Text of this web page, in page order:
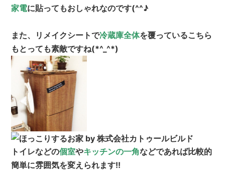
家電に貼ってもおしゃれなのです(^^♪
また、リメイクシートで冷蔵庫全体を覆っているこちら
もとっても素敵ですね(*^_^*)
トイレなどの個室やキッチンの一角などであれば比較的
簡単に雰囲気を変えられます!!